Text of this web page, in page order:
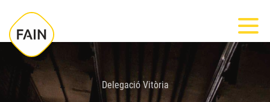
este
sitio
Delegació Vitòria